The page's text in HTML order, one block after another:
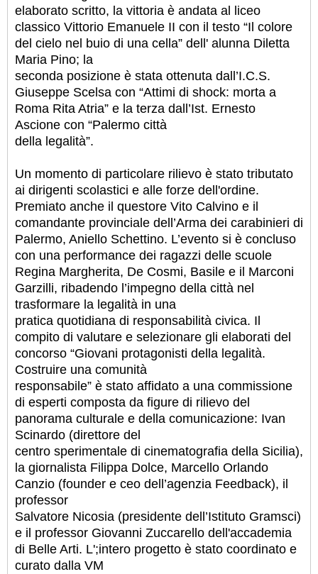
elaborato scritto, la vittoria è andata al liceo
classico Vittorio Emanuele II con il testo “Il colore
del cielo nel buio di una cella” dell' alunna Diletta
Maria Pino; la
seconda posizione è stata ottenuta dall’I.C.S.
Giuseppe Scelsa con “Attimi di shock: morta a
Roma Rita Atria” e la terza dall’Ist. Ernesto
Ascione con “Palermo città
della legalità”.
Un momento di particolare rilievo è stato tributato
ai dirigenti scolastici e alle forze dell'ordine.
Premiato anche il questore Vito Calvino e il
comandante provinciale dell’Arma dei carabinieri di
Palermo, Aniello Schettino. L’evento si è concluso
con una performance dei ragazzi delle scuole
Regina Margherita, De Cosmi, Basile e il Marconi
Garzilli, ribadendo l’impegno della città nel
trasformare la legalità in una
pratica quotidiana di responsabilità civica. Il
compito di valutare e selezionare gli elaborati del
concorso “Giovani protagonisti della legalità.
Costruire una comunità
responsabile” è stato affidato a una commissione
di esperti composta da figure di rilievo del
panorama culturale e della comunicazione: Ivan
Scinardo (direttore del
centro sperimentale di cinematografia della Sicilia),
la giornalista Filippa Dolce, Marcello Orlando
Canzio (founder e ceo dell’agenzia Feedback), il
professor
Salvatore Nicosia (presidente dell’Istituto Gramsci)
e il professor Giovanni Zuccarello dell'accademia
di Belle Arti. L';intero progetto è stato coordinato e
curato dalla VM